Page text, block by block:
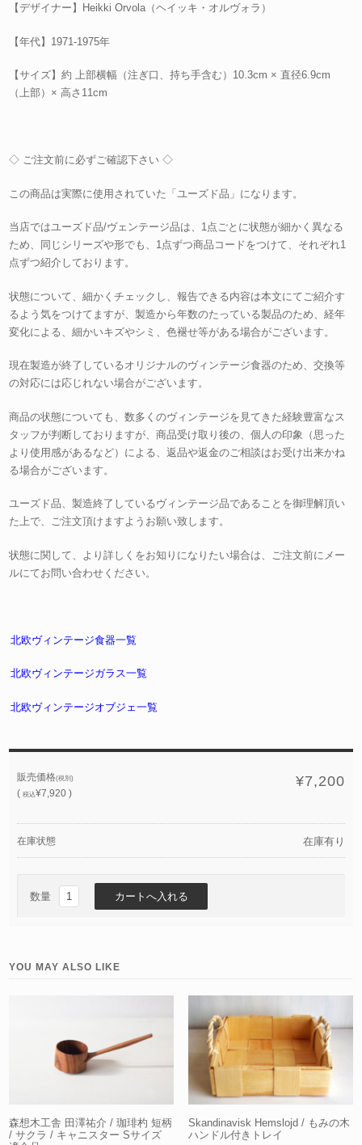
【デザイナー】Heikki Orvola（ヘイッキ・オルヴォラ）
【年代】1971-1975年
【サイズ】約 上部横幅（注ぎ口、持ち手含む）10.3cm × 直径6.9cm
（上部）× 高さ11cm
◇ ご注文前に必ずご確認下さい ◇
この商品は実際に使用されていた「ユーズド品」になります。
当店ではユーズド品/ヴェンテージ品は、1点ごとに状態が細かく異なる
ため、同じシリーズや形でも、1点ずつ商品コードをつけて、それぞれ1
点ずつ紹介しております。
状態について、細かくチェックし、報告できる内容は本文にてご紹介す
るよう気をつけてますが、製造から年数のたっている製品のため、経年
変化による、細かいキズやシミ、色褪せ等がある場合がございます。
現在製造が終了しているオリジナルのヴィンテージ食器のため、交換等
の対応には応じれない場合がございます。
商品の状態についても、数多くのヴィンテージを見てきた経験豊富なス
タッフが判断しておりますが、商品受け取り後の、個人の印象（思った
より使用感があるなど）による、返品や返金のご相談はお受け出来かね
る場合がございます。
ユーズド品、製造終了しているヴィンテージ品であることを御理解頂い
た上で、ご注文頂けますようお願い致します。
状態に関して、より詳しくをお知りになりたい場合は、ご注文前にメー
ルにてお問い合わせください。
北欧ヴィンテージ食器一覧
北欧ヴィンテージガラス一覧
北欧ヴィンテージオブジェ一覧
販売価格(税別)
(税込¥7,920 )
¥7,200
在庫状態 在庫有り
数量
YOU MAY ALSO LIKE
森想木工舎 田澤祐介 / 珈琲杓 短柄
/ サクラ / キャニスター Sサイズ
Skandinavisk Hemslojd / もみの木
ハンドル付きトレイ